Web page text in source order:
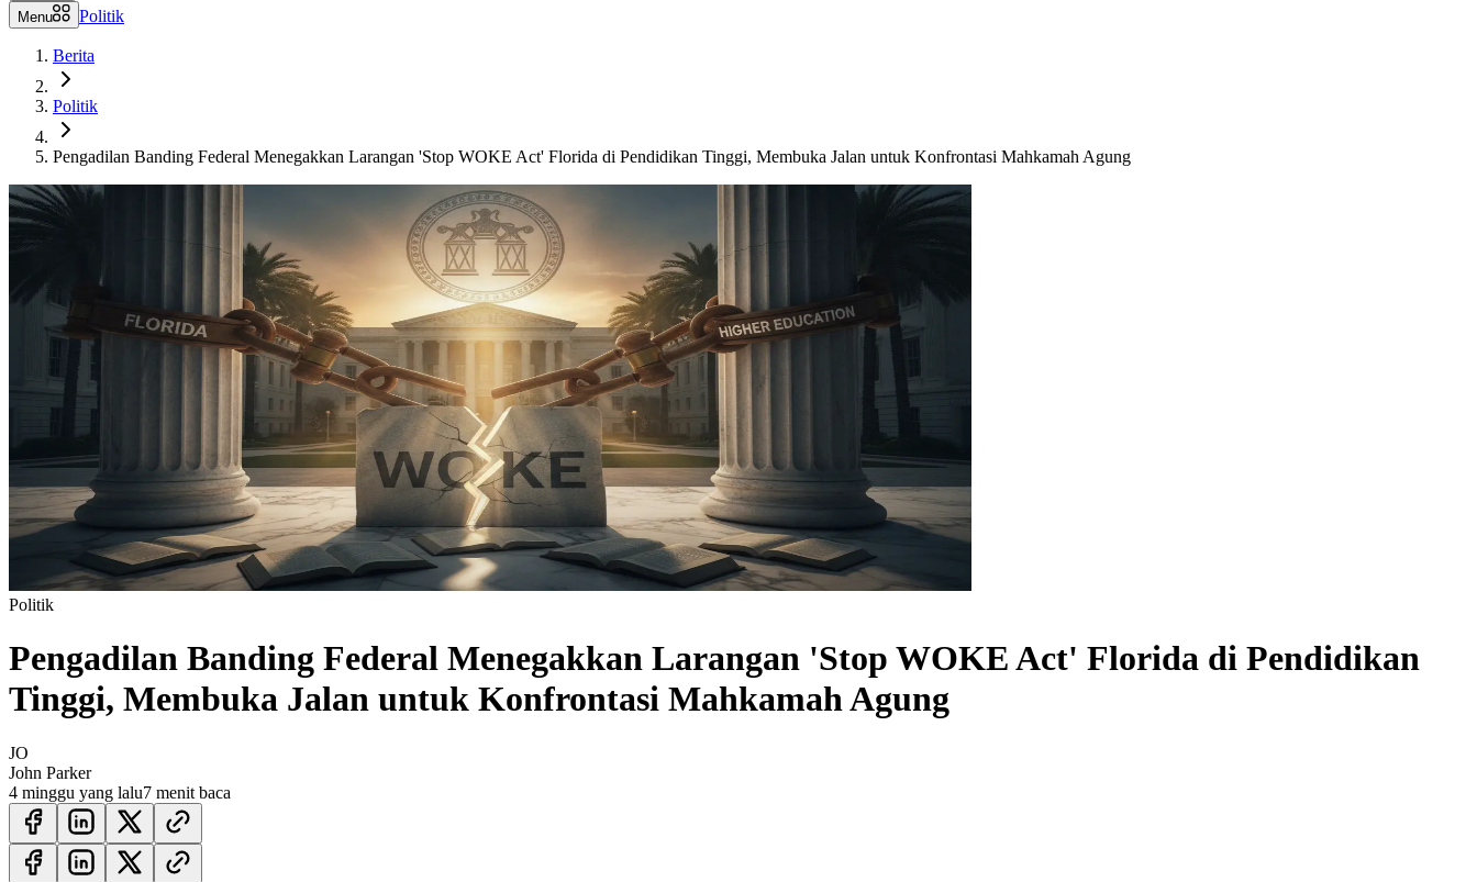
Menu
Politik
Berita
Politik
Pengadilan Banding Federal Menegakkan Larangan 'Stop WOKE Act' Florida di Pendidikan Tinggi, Membuka Jalan untuk Konfrontasi Mahkamah Agung
Politik
Pengadilan Banding Federal Menegakkan Larangan 'Stop WOKE Act' Florida di Pendidikan
Tinggi, Membuka Jalan untuk Konfrontasi Mahkamah Agung
JO
John Parker
4 minggu yang lalu7 menit baca